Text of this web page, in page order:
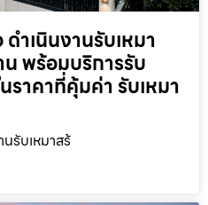
ดำเนินงานรับเหมา
พร้อมบริการรับ
ราคาที่คุ้มค่า รับเหมา
นรับเหมาสร้